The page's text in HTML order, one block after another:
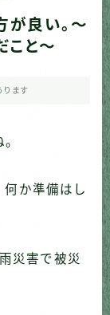
が良い。〜
こと〜
ります
何か準備はし
災害で被災